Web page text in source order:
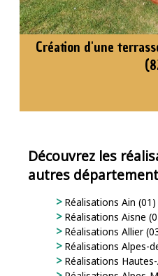
Création d'une
Découvrez les
autres
Réalisations Ain (01)
Réalisations Aisne
Réalisations Allier
Réalisations Alpes-
Réalisations